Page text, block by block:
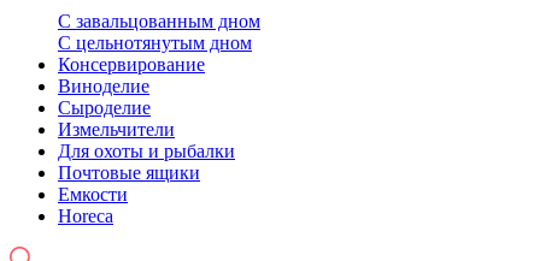
С завальцованным дном
С цельнотянутым дном
Консервирование
Виноделие
Сыроделие
Измельчители
Для охоты и рыбалки
Почтовые ящики
Емкости
Horeca